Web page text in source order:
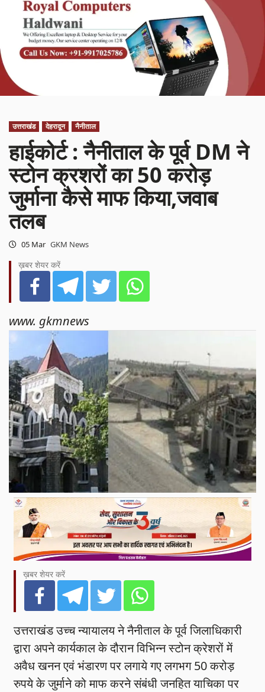
उत्तराखंड देहरादून नैनीताल
हाईकोर्ट : नैनीताल के पूर्व DM ने
स्टोन क्रशरों का 50 करोड़
जुर्माना कैसे माफ किया,जवाब
तलब
05 Mar GKM News
ख़बर शेयर करें
www. gkmnews
ख़बर शेयर करें
उत्तराखंड उच्च न्यायालय ने नैनीताल के पूर्व जिलाधिकारी
द्वारा अपने कार्यकाल के दौरान विभिन्न स्टोन क्रेशरों में
अवैध खनन एवं भंडारण पर लगाये गए लगभग 50 करोड़
रुपये के जुर्माने को माफ करने संबंधी जनहित याचिका पर